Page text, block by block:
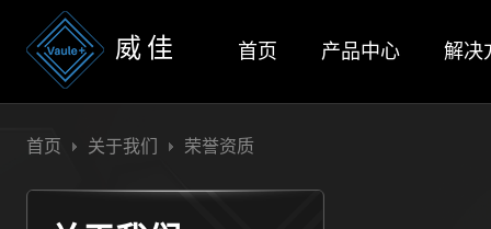
威佳 首页 产品中心 解决
首页 关于我们 荣誉资质